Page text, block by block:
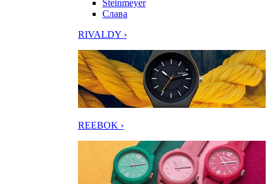
Steinmeyer
Слава
RIVALDY ›
REEBOK ›